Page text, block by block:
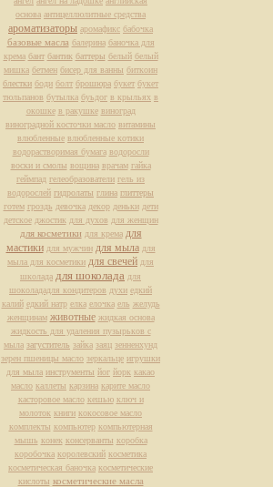
основа антицеллюлитные средства
ароматизаторы аромафикс бабочка
базовые масла балерина баночка для
крема бант бантик баттеры белый белый
мишка бетмен бисер для ванны биткоин
блестки боди болт брошюра букет букет
тюльпанов бутылка буьдог в крыльях в
окошке в ракушке виноград
виноградной косточки масло витамины
влюбленные влюбленные котики
водорастворимая бумага водоросли
воски и смолы вощина врачам гайка
геймпад гелеобразователи гель из
водорослей гидролаты глина глиттеры
готем гроздь девочка декор деньки дети
детское джостик для духов для женщин
для косметики для крема для
мастики для мужчин для мыла для
мыла для косметики для свечей для
школада для шоколада для
шоколададля кондитеров духи едкий
калий едкий натр елка елочка ель желудь
женщинам животные жидкая основа
жидкость для удаления пузырьков с
мыла загуститель зайка заяц зенненхунд
зерен пшеницы масло зеркальце игрушки
для мыла инструменты йог йорк какао
масло каллеты карзина карите масло
касторовое масло кешью ключ и
молоток книги кокосовое масло
комплекты компьютер компьютерная
мышь конек консерванты коробка
коробочка королевский косметика
косметическая баночка косметические
кислоты косметические масла